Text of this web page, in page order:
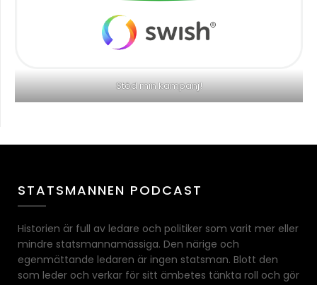
Stöd min kampanj!
STATSMANNEN PODCAST
Historien är full av ledare och politiker som varit mer eller
mindre statsmannamässiga. Den närige och
egenmättande ledaren är ingen statsman. Blott den
som leder och verkar för sitt ämbetes tänkta roll och gör